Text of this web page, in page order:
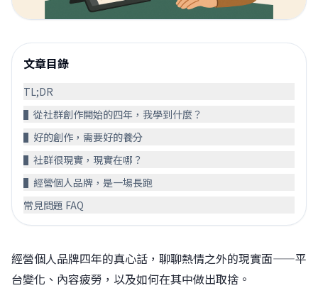
文章目錄
TL;DR
▌從社群創作開始的四年，我學到什麼？
▌好的創作，需要好的養分
▌社群很現實，現實在哪？
▌經營個人品牌，是一場長跑
常見問題 FAQ
經營個人品牌四年的真心話，聊聊熱情之外的現實面——平
台變化、內容疲勞，以及如何在其中做出取捨。